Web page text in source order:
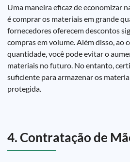
Uma maneira eficaz de economizar
é comprar os materiais em grande
fornecedores oferecem descontos
compras em volume. Além disso, ao
quantidade, você pode evitar o
materiais no futuro. No entanto,
suficiente para armazenar os
protegida.
4. Contratação de